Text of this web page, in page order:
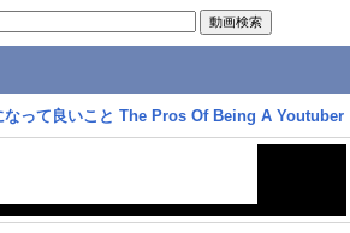
なって良いこと The Pros Of Being A Youtuber